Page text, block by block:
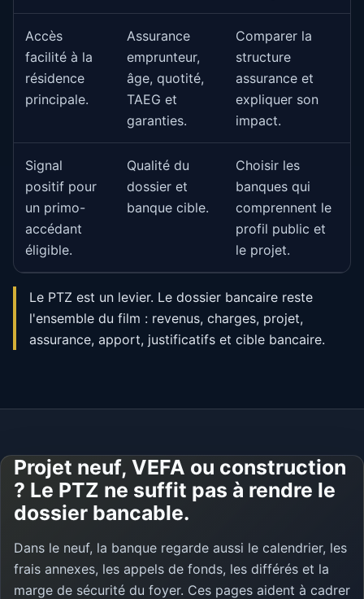
Accès
facilité à la
résidence
principale.
Assurance
emprunteur,
âge, quotité,
TAEG et
garanties.
Comparer la
structure
assurance et
expliquer son
impact.
Signal
positif pour
un primo-
accédant
éligible.
Qualité du
dossier et
banque cible.
Choisir les
banques qui
comprennent le
profil public et
le projet.
Le PTZ est un levier. Le dossier bancaire reste
l'ensemble du film : revenus, charges, projet,
assurance, apport, justificatifs et cible bancaire.
Projet neuf, VEFA ou construction
? Le PTZ ne suffit pas à rendre le
dossier bancable.
Dans le neuf, la banque regarde aussi le calendrier, les
frais annexes, les appels de fonds, les différés et la
marge de sécurité du foyer. Ces pages aident à cadrer